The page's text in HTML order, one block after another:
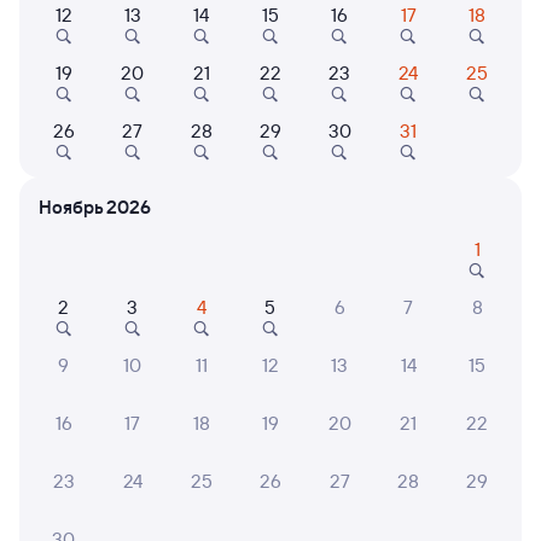
Даже если сейчас нет мест
Искать билеты
Отели в Перми
Отель Квартира
квартира на улице
12 13 14 15 16 17 18
19 20 21 22 23 24 25
26 27 28 29 30 31
Ноябрь 2026
1
2 3 4 5 6 7 8
9 10 11 12 13 14 15
16 17 18 19 20 21 22
23 24 25 26 27 28 29